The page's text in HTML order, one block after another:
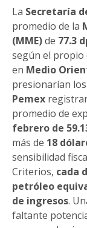
La Secretaría
promedio de la
(MME)de 77.3
según el
en Medio
presionarían
Pemex
promedio de
febrero de
más de 18
sensibilidad
Criterios, cada
petróleo
de ingresos.
faltante